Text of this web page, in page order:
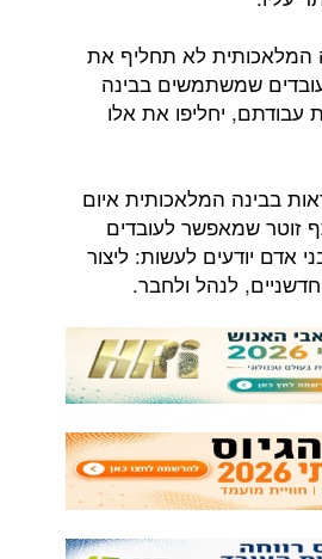
המלאכותית לא תחליף את
שמשתמשים בבינה
עבודתם, יחליפו את אלו
בבינה המלאכותית איום
זוטר שמאפשר לעובדים
אדם יודעים לעשות: ליצור
חדשניים, לנהל ולחבר.